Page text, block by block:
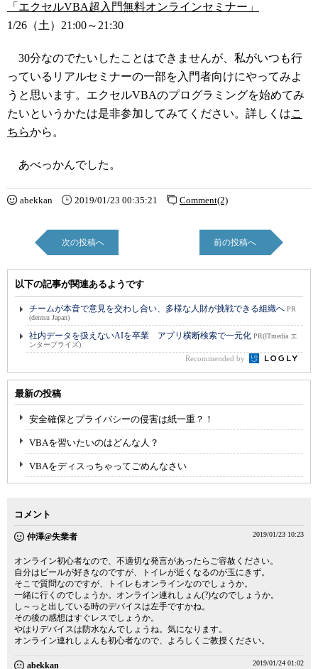
「エクセルVBA超入門無料オンラインセミナー」
1/26（土）21:00～21:30
30分なのでたいしたことはできませんが、私がいつも行
っているリアルセミナーの一部を入門者向けにやってみよ
うと思います。エクセルVBAのプログラミングを始めてみ
たいというかたは是非参加してみてください。詳しくはこ
ちらから。
あべっかんでした。
abekkan 2019/01/23 00:35:21 Comment(2)
次の投稿へ 前の投稿へ
以下の記事が関連あるようです
チームが本音で意見を交わし合い、多様な人財が挑戦できる組織へ PR
(dentsu Japan)
社内データを扱えないAIを卒業 アプリ横断検索で一元化 PR(ITmedia エ
ンタープライズ)
Recommended by
最新の投稿
安全確保とプライバシーの侵害は紙一重？！
VBAを習いたいのはどんな人？
VBAをディスっちゃってごめんなさい
コメント
仲澤@失業者 2019/01/23 10:23
オンライン初心者なので、不適切な発言があったらご容赦ください。
自分はビールが好きなのですが、トイレが近くなるのが玉にきず。
そこで質問なのですが、トイレもオンラインなのでしょうか。
一緒に行くのでしょうか。オンライン連れしょん(?)なのでしょうか。
し～っと出している時のデバイスは左手ですかね。
その後の感想はすぐレスでしょうか。
やはりデバイスは防水なんでしょうね。気になります。
オンライン連れしょんも初心者なので、よろしくご教授ください。
abekkan 2019/01/24 01:02